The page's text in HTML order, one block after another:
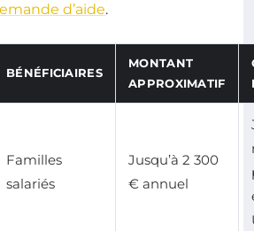
d’aide.
BÉNÉFICIAIRES
MONTANT
APPROXIMATIF
Familles
salariés
Jusqu’à 2 300
€ annuel